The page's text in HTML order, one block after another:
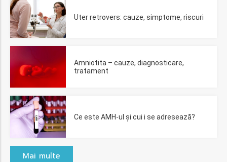
Uter retrovers: cauze, simptome, riscuri
Amniotita – cauze, diagnosticare,
tratament
Ce este AMH-ul și cui i se adresează?
Mai multe